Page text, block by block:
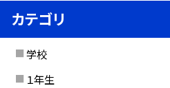
カテゴリ
学校
１年生